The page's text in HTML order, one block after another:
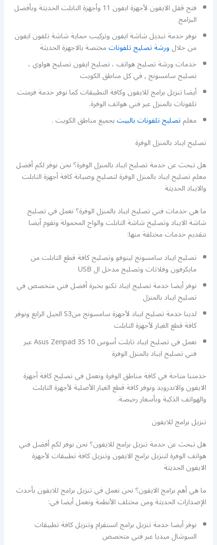
فتح قفل الايفون لأجهزة ايفون 11 وأجهزة التابلت الحديثة وبأفضل
البرامج
نوفر خدمة تبديل شاشة ايفون وتركيب حماية شاشة تلفون ايفون
من خلالورشة تصليح تلفوناتمختصة بالاجهزة الحديثة
خدمات ورشة تصليح هواتف ، تصليح ايفون تصليح هواوي ،
تصليح سامسونج , في كل مناطق الكويت
أيضا تنزيل برامج للايفون وكافة التطبيقات كما نوفر خدمة فرمتت
تلفونات بالمنزل عبر فني هواتف الوفرة.
معلمتصليح تلفونات بالبيتبجميع مناطق الكويت .
تصليح ايباد بالمنزل الوفرة
هل تبحث عن خدمة تصليح ايباد بالمنزل الوفرة؟ نحن نوفر لكم أفضل
معلم تصليح ايباد بالمنزل الوفرة لتصليح وصيانة كافة أجهزة التابلت
والايباد الحديثة
ما هي خدمات فني تصليح ايباد بالمنزل الوفرة؟ نعمل في تصليح
شاشة الايباد وتصليح شاشة التابلت والواح المحمولة ونقوم أيضا
بتقديم خدمات مختلفة منها:
تصليح ايباد سامسونج لينوفو وتصليح كافة قطع التابلت من
مايكرفون وفلاتات وتصليح مدخل ال USB
نوفر أيضا خدمة تصليح ايباد تكنو بخبرة أفضل فني متخصص في
تصليح ايباد بالمنزل
لدينا خدمة تصليح ايباد لأجهزة سامسونج منS3 الجيل الرابع ونوفر
كافة قطع الغيار لأجهزة التابلت
نعمل في تصليح ايباد تابلت أسوس Asus Zenpad 3S 10 عبر
فني تصليح ايباد بالمنزل الوفرة
خدمتنا متاحة في كافة مناطق الوفرة ونعمل في تصليح كافة أجهزة
الايفون والاندرويد ونوفر كافة قطع الغيار الأصلية لأجهزة التابلت
والهواتف الذكية وبأسعار رخيصة.
تنزيل برامج للايفون
هل تبحث عن خدمة تنزيل برامج للايفون؟ نحن نوفر لكم أفضل فني
هواتف الوفرة لتنزيل برامج الايفون وتنزيل كافة تطبيقات لأجهزة
الايفون الحديثة
ما هي أهم برامج الايفون؟ نحن نعمل في تنزيل برامج للايفون بأحدث
الإصدارات الحديثة ومن مختلف الأنظمة ونعمل أيضا في:
نوفر أيضا خدمة تنزيل برامج انستقرام وتنزيل كافة تطبيقات
السوشال ميديا عبر فني متخصص